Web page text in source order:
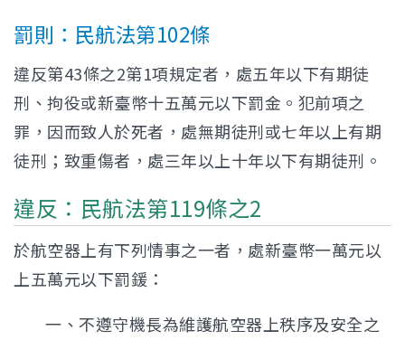
罰則：民航法第102條
違反第43條之2第1項規定者，處五年以下有期徒
刑、拘役或新臺幣十五萬元以下罰金。犯前項之
罪，因而致人於死者，處無期徒刑或七年以上有期
徒刑；致重傷者，處三年以上十年以下有期徒刑。
違反：民航法第119條之2
於航空器上有下列情事之一者，處新臺幣一萬元以
上五萬元以下罰鍰：
一、不遵守機長為維護航空器上秩序及安全之